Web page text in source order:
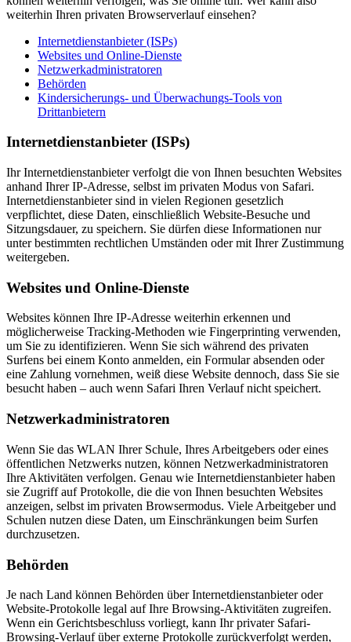
weiterhin Ihren privaten Browserverlauf einsehen?
Internetdienstanbieter (ISPs)
Websites und Online-Dienste
Netzwerkadministratoren
Behörden
Kindersicherungs- und Überwachungs-Tools von
Drittanbietern
Internetdienstanbieter (ISPs)
Ihr Internetdienstanbieter verfolgt die von Ihnen besuchten Websites
anhand Ihrer IP-Adresse, selbst im privaten Modus von Safari.
Internetdienstanbieter sind in vielen Regionen gesetzlich
verpflichtet, diese Daten, einschließlich Website-Besuche und
Sitzungsdauer, zu speichern. Sie dürfen diese Informationen nur
unter bestimmten rechtlichen Umständen oder mit Ihrer Zustimmung
weitergeben.
Websites und Online-Dienste
Websites können Ihre IP-Adresse weiterhin erkennen und
möglicherweise Tracking-Methoden wie Fingerprinting verwenden,
um Sie zu identifizieren. Wenn Sie sich während des privaten
Surfens bei einem Konto anmelden, ein Formular absenden oder
eine Zahlung vornehmen, weiß diese Website dennoch, dass Sie sie
besucht haben – auch wenn Safari Ihren Verlauf nicht speichert.
Netzwerkadministratoren
Wenn Sie das WLAN Ihrer Schule, Ihres Arbeitgebers oder eines
öffentlichen Netzwerks nutzen, können Netzwerkadministratoren
Ihre Aktivitäten verfolgen. Genau wie Internetdienstanbieter haben
sie Zugriff auf Protokolle, die die von Ihnen besuchten Websites
anzeigen, selbst im privaten Browsermodus. Viele Arbeitgeber und
Schulen nutzen diese Daten, um Einschränkungen beim Surfen
durchzusetzen.
Behörden
Je nach Land können Behörden über Internetdienstanbieter oder
Website-Protokolle legal auf Ihre Browsing-Aktivitäten zugreifen.
Wenn ein Gerichtsbeschluss vorliegt, kann Ihr privater Safari-
Browsing-Verlauf über externe Protokolle zurückverfolgt werden,